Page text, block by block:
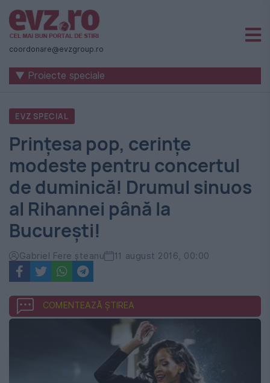
Știri
naționale
internaționale
România
-
Evenimentul
Zilei
coordonare@evzgroup.ro
▼ Proiecte speciale
EVZ SPECIAL
Prinţesa pop, cerinţe
modeste pentru concertul
de duminică! Drumul sinuos
al Rihannei până la
Bucureşti!
Gabriel Fere șteanu 11 august 2016, 00:00
COMENTEAZĂ ȘTIREA